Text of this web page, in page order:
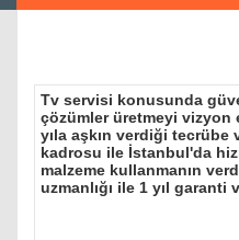
Tv servisi konusunda
çözümler üretmeyi vizyon
yıla aşkın verdiği tecrübe
kadrosu ile İstanbul'da
malzeme kullanmanın
uzmanlığı ile 1 yıl garanti